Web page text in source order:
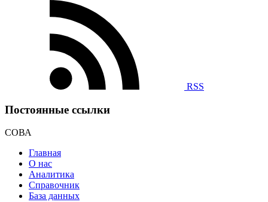
RSS
Постоянные ссылки
СОВА
Главная
О нас
Аналитика
Справочник
База данных